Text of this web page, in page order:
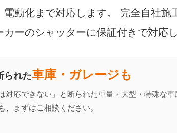
電動化まで対応します。 完全自社
カーのシャッターに保証付きで対応し
られた車庫・ガレージも
対応できない」と断られた重量・大型・特殊な
、まずはご相談ください。